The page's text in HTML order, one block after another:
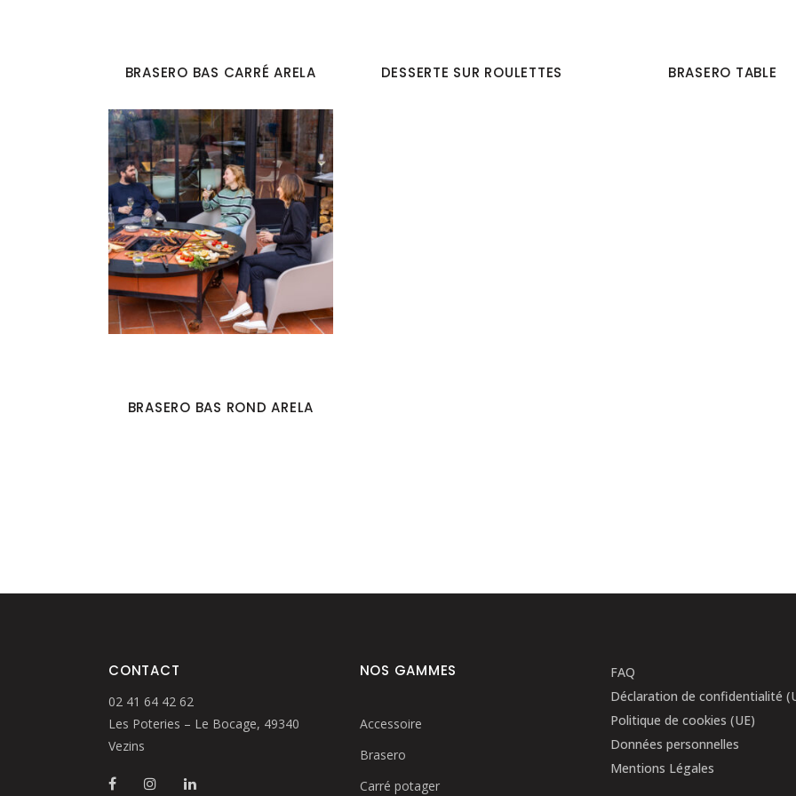
BRASERO BAS CARRÉ ARELA DESSERTE SUR ROULETTES BRASERO TABLE
BRASERO BAS ROND ARELA
CONTACT
02 41 64 42 62
Les Poteries – Le Bocage, 49340
Vezins
NOS GAMMES
Accessoire
Brasero
Carré potager
FAQ
Déclaration de confidentialité
Politique de cookies (UE)
Données personnelles
Mentions Légales